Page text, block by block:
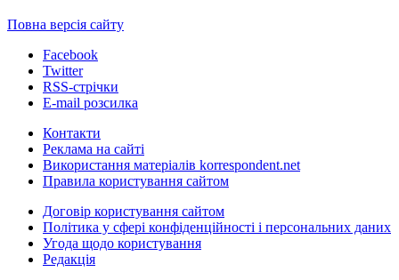
Повна версія сайту
Facebook
Twitter
RSS-стрічки
E-mail розсилка
Контакти
Реклама на сайті
Використання матеріалів korrespondent.net
Правила користування сайтом
Договір користування сайтом
Політика у сфері конфіденційності і персональних даних
Угода щодо користування
Редакція